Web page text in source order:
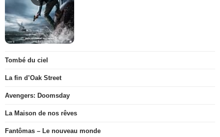
Tombé du ciel
La fin d’Oak Street
Avengers: Doomsday
La Maison de nos rêves
Fantômas – Le nouveau monde